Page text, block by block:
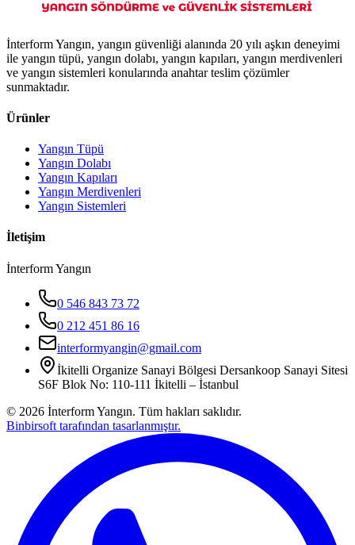
İnterform Yangın, yangın güvenliği alanında 20 yılı aşkın deneyimi
ile yangın tüpü, yangın dolabı, yangın kapıları, yangın merdivenleri
ve yangın sistemleri konularında anahtar teslim çözümler
sunmaktadır.
Ürünler
Yangın Tüpü
Yangın Dolabı
Yangın Kapıları
Yangın Merdivenleri
Yangın Sistemleri
İletişim
İnterform Yangın
0 546 843 73 72
0 212 451 86 16
interformyangin@gmail.com
İkitelli Organize Sanayi Bölgesi Dersankoop Sanayi Sitesi
S6F Blok No: 110-111 İkitelli – İstanbul
© 2026 İnterform Yangın. Tüm hakları saklıdır.
Binbirsoft tarafından tasarlanmıştır.